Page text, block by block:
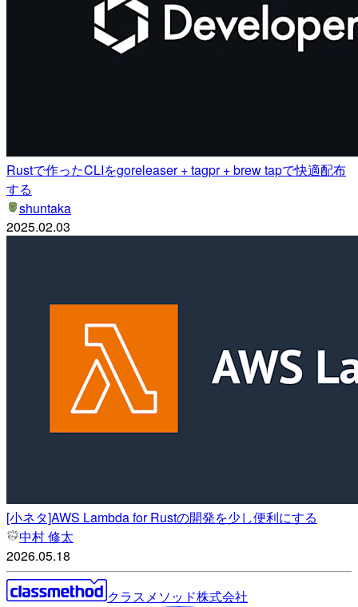
Rustで作ったCLIをgoreleaser + tagpr + brew tapで快適配布
する
shuntaka
2025.02.03
[小ネタ]AWS Lambda for Rustの開発を少し便利にする
中村 修太
2026.05.18
クラスメソッド株式会社